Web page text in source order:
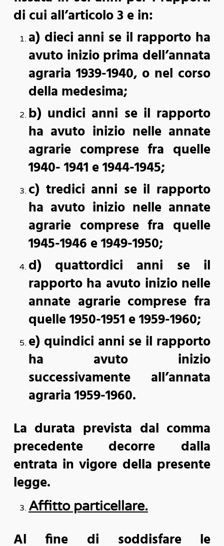
di cui all’articolo 3 e in:
a) dieci anni se il rapporto ha
avuto inizio prima dell’annata
agraria 1939-1940, o nel corso
della medesima;
b) undici anni se il rapporto
ha avuto inizio nelle annate
agrarie comprese fra quelle
1940- 1941 e 1944-1945;
c) tredici anni se il rapporto
ha avuto inizio nelle annate
agrarie comprese fra quelle
1945-1946 e 1949-1950;
d) quattordici anni se il
rapporto ha avuto inizio nelle
annate agrarie comprese fra
quelle 1950-1951 e 1959-1960;
e) quindici anni se il rapporto
ha avuto inizio
successivamente all’annata
agraria 1959-1960.
La durata prevista dal comma
precedente decorre dalla
entrata in vigore della presente
legge.
Affitto particellare.
Al fine di soddisfare le